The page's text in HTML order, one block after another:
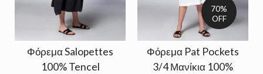
Φόρεμα Salopettes
100% Tencel
70%
OFF
Φόρεμα Pat Pockets
3/4 Μανίκια 100%